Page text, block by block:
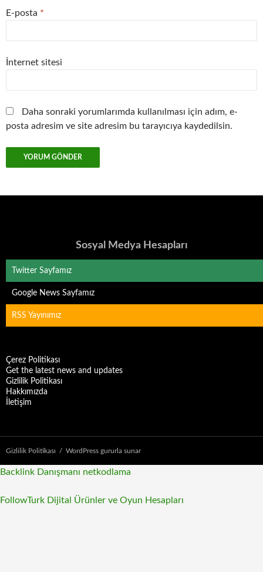
E-posta *
İnternet sitesi
Daha sonraki yorumlarımda kullanılması için adım, e-
posta adresim ve site adresim bu tarayıcıya kaydedilsin.
Sosyal Medya Hesapları
Twitter Sayfamız
Google News Sayfamız
RSS Yayınımız
Çerez Politikası
Get the latest news and updates
Gizlilik Politikası
Hakkımızda
İletişim
Gizlilik Politikası WordPress gururla sunar
Backlink Danışmanı netkodlama
FollowTurk Dijital Ürünler ve Oyun Hesapları